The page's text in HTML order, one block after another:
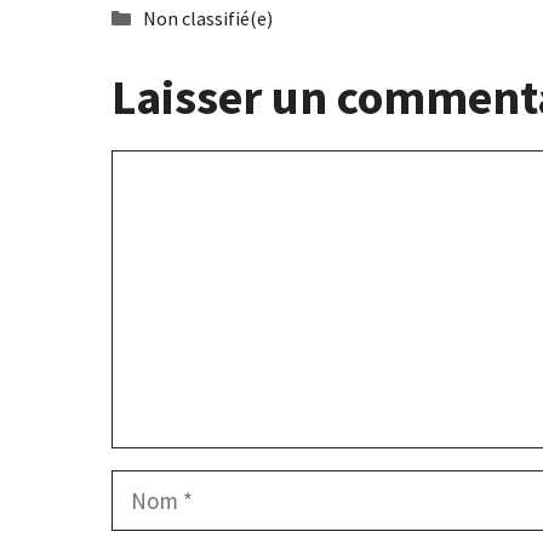
Catégories
Non classifié(e)
Laisser un
Nom